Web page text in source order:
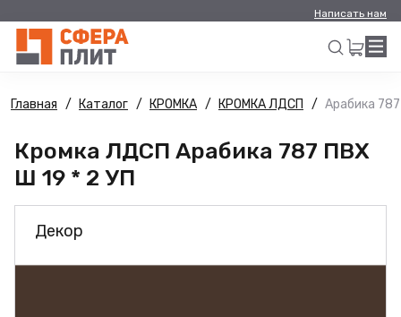
Написать нам
Искать
Главная Каталог КРОМКА КРОМКА ЛДСП Арабика
Кромка ЛДСП Арабика 787 ПВХ
Ш 19 * 2 УП
Декор